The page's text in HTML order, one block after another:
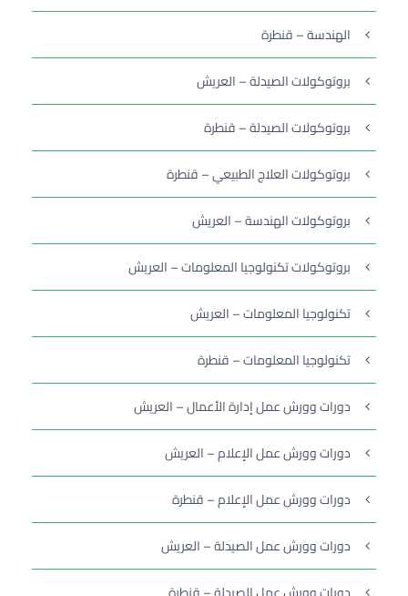
الهندسة – قنطرة
بروتوكولات الصيدلة – العريش
بروتوكولات الصيدلة – قنطرة
بروتوكولات العلاج الطبيعي – قنطرة
بروتوكولات الهندسة – العريش
بروتوكولات تكنولوجيا المعلومات – العريش
تكنولوجيا المعلومات – العريش
تكنولوجيا المعلومات – قنطرة
دورات وورش عمل إدارة الأعمال – العريش
دورات وورش عمل الإعلام – العريش
دورات وورش عمل الإعلام – قنطرة
دورات وورش عمل الصيدلة – العريش